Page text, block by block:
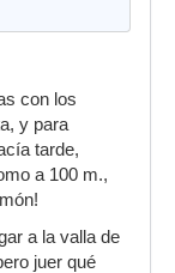
con los
y para
tarde,
a 100 m.,
a la valla de
juer qué